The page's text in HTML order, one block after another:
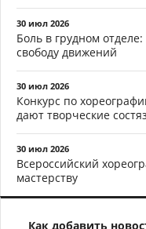
30 июл 2026
Боль в грудном
свободу движений
30 июл 2026
Конкурс по
дают творческие
30 июл 2026
Всероссийский
мастерству
Как добавить